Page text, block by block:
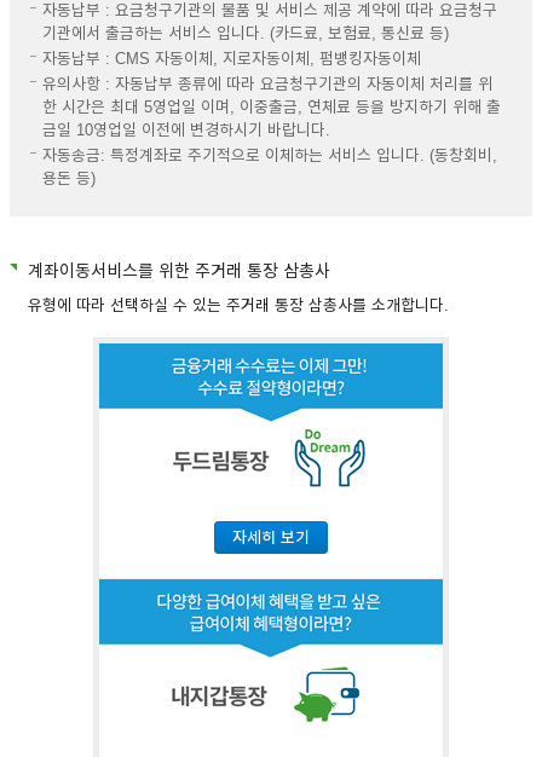
자동납부 : 요금청구기관의 물품 및 서비스 제공 계약에 따라 요금청구
기관에서 출금하는 서비스 입니다. (카드료, 보험료, 통신료 등)
자동납부 : CMS 자동이체, 지로자동이체, 펌뱅킹자동이체
유의사항 : 자동납부 종류에 따라 요금청구기관의 자동이체 처리를 위
한 시간은 최대 5영업일 이며, 이중출금, 연체료 등을 방지하기 위해 출
금일 10영업일 이전에 변경하시기 바랍니다.
자동송금: 특정계좌로 주기적으로 이체하는 서비스 입니다. (동창회비,
용돈 등)
계좌이동서비스를 위한 주거래 통장 삼총사
유형에 따라 선택하실 수 있는 주거래 통장 삼총사를 소개합니다.
자세히 보기